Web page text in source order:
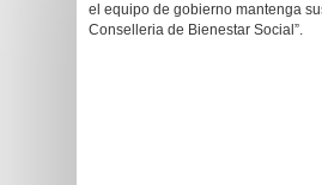
el equipo de gobierno mantenga
Conselleria de Bienestar Social”.